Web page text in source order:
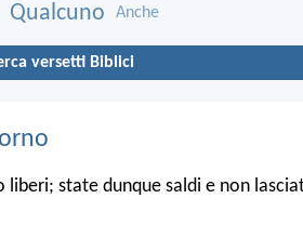
Qualcuno Anche
versetti Biblici
liberi; state dunque saldi e non